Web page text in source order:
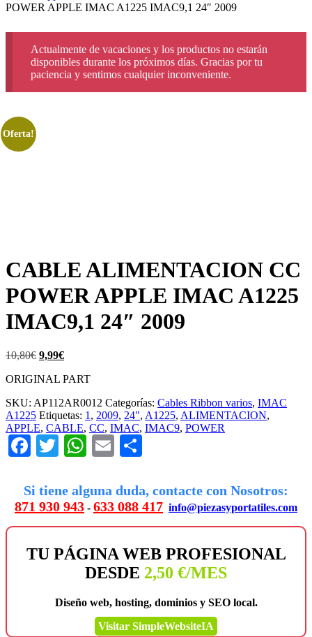
POWER APPLE IMAC A1225 IMAC9,1 24″ 2009
Actualmente de vacaciones y los productos no estarán
disponibles durante los próximos días. Gracias por tu
paciencia y sentimos cualquier inconveniente.
Oferta!
CABLE ALIMENTACION CC
POWER APPLE IMAC A1225
IMAC9,1 24″ 2009
10,80€ El
original
10,80€.
9,99€El
actual
9,99€.
ORIGINAL PART
SKU: AP112AR0012 Categorías: Cables Ribbon varios, IMAC
A1225 Etiquetas: 1 , 2009, 24", A1225, ALIMENTACION,
APPLE, CABLE, CC, IMAC, IMAC9, POWER
Facebook
TwitterWhatsApp
Email
Si tiene alguna duda, contacte con Nosotros:
871 930 943 - 633 088 417 info@piezasyportatiles.com
TU PÁGINA WEB PROFESIONAL
DESDE 2,50 €/MES
Diseño web, hosting, dominios y SEO local.
Visitar SimpleWebsiteIA